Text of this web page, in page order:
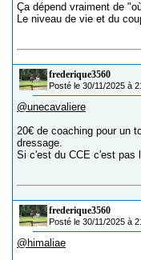
Ça dépend vraiment de
Le niveau de vie et du
frederique3560
Posté le 30/11/2025 à
@unecavaliere
20€ de coaching pour un
dressage.
Si c'est du CCE c'est pas
frederique3560
Posté le 30/11/2025 à
@himaliae